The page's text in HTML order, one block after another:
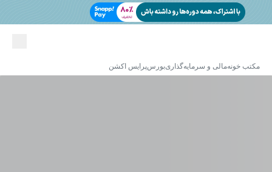
مکتب خونهمالی و سرمایه‌گذاریبورسپرایس اکشن